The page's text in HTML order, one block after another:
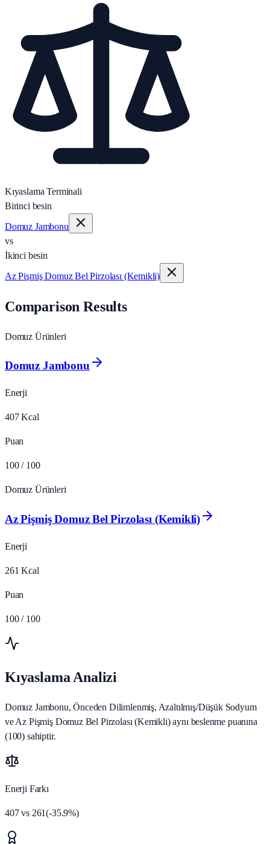
Kıyaslama Terminali
Birinci besin
Domuz Jambonu
vs
İkinci besin
Az Pişmiş Domuz Bel Pirzolası (Kemikli)
Comparison Results
Domuz Ürünleri
Domuz Jambonu
Enerji
407 Kcal
Puan
100 / 100
Domuz Ürünleri
Az Pişmiş Domuz Bel Pirzolası (Kemikli)
Enerji
261 Kcal
Puan
100 / 100
Kıyaslama Analizi
Domuz Jambonu, Önceden Dilimlenmiş, Azaltılmış/Düşük Sodyum
ve Az Pişmiş Domuz Bel Pirzolası (Kemikli) aynı beslenme puanına
(100) sahiptir.
Enerji Farkı
407vs 261(-35.9%)